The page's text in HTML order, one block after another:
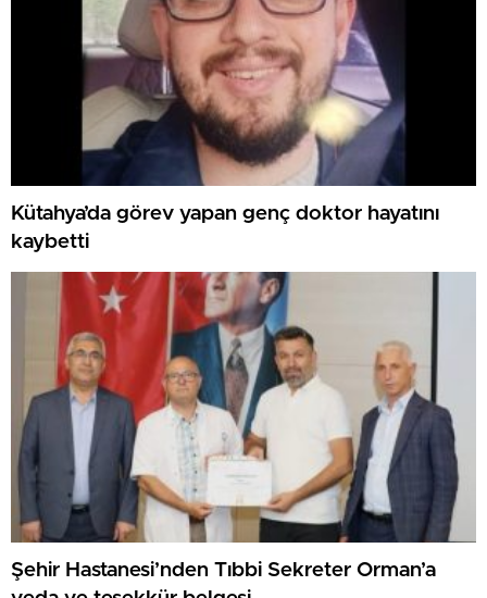
Kütahya’da görev yapan genç doktor hayatını
kaybetti
Şehir Hastanesi’nden Tıbbi Sekreter Orman’a